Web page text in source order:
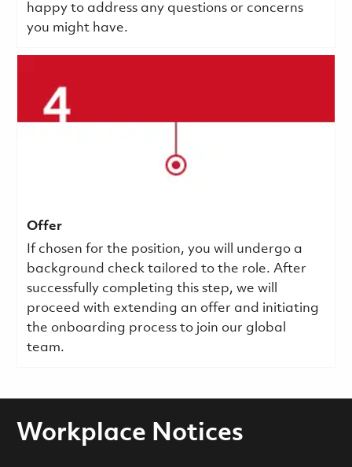
happy to address any questions or concerns
you might have.
Offer
If chosen for the position, you will undergo a
background check tailored to the role. After
successfully completing this step, we will
proceed with extending an offer and initiating
the onboarding process to join our global
team.
Workplace Notices